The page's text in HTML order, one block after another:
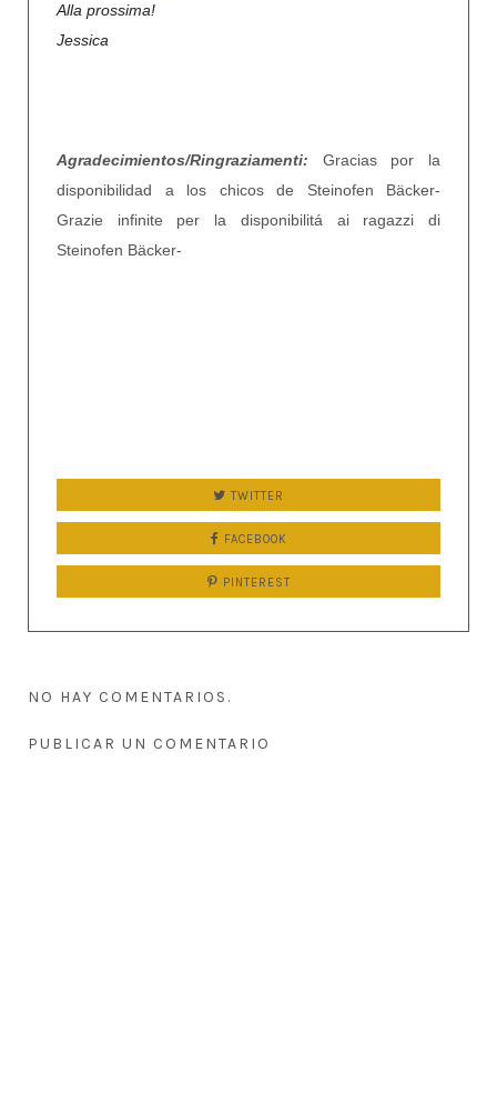
Alla prossima!
Jessica
Agradecimientos/Ringraziamenti: Gracias por la
disponibilidad a los chicos de Steinofen Bäcker-
Grazie infinite per la disponibilitá ai ragazzi di
Steinofen Bäcker-
TWITTER
FACEBOOK
PINTEREST
NO HAY COMENTARIOS.
PUBLICAR UN COMENTARIO